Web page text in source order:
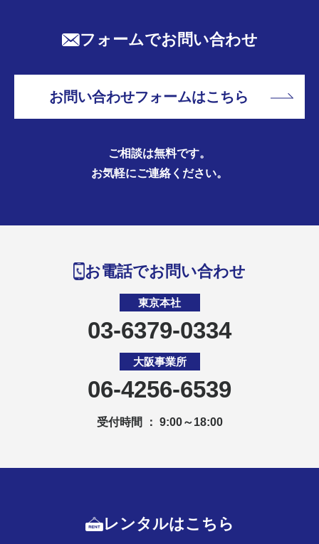
フォームでお問い合わせ
お問い合わせフォームはこちら
ご相談は無料です。
お気軽にご連絡ください。
お電話でお問い合わせ
東京本社
03-6379-0334
大阪事業所
06-4256-6539
受付時間 ： 9:00～18:00
レンタルはこちら